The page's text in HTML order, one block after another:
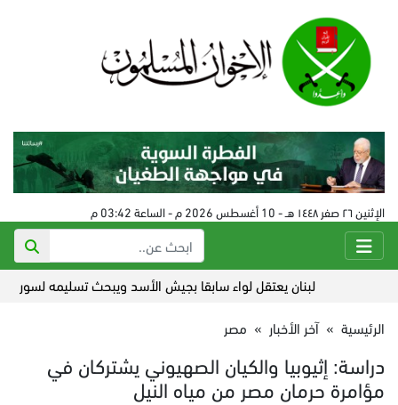
الإثنين ٢٦ صفر ١٤٤٨ هـ - 10 أغسطس 2026 م - الساعة 03:42 م
لبنان يعتقل لواء سابقا بجيش الأسد ويبحث تسليمه لسورية
الرئيسية » آخر الأخبار » مصر
دراسة: إثيوبيا والكيان الصهيوني يشتركان في
مؤامرة حرمان مصر من مياه النيل